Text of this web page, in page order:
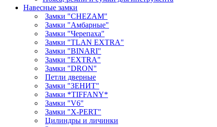
Навесные замки
Замки "CHEZAM"
Замки "Амбарные"
Замки "Черепаха"
Замки "TLAN EXTRA"
Замки "BINARI"
Замки "EXTRA"
Замки "DRON"
Петли дверные
Замки "ЗЕНИТ"
Замки *TIFFANY*
Замки "V6"
Замки "X-PERT"
Цилиндры и личинки